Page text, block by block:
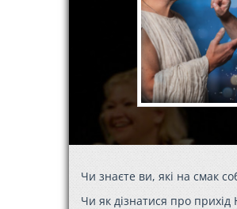
Чи знаєте ви, які на смак
Чи як дізнатися про